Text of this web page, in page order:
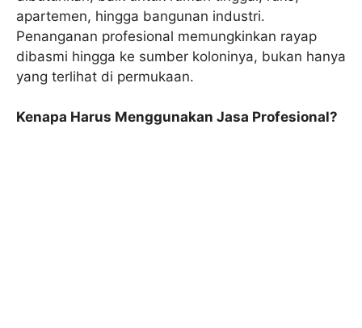
apartemen, hingga bangunan industri.
Penanganan profesional memungkinkan rayap
dibasmi hingga ke sumber koloninya, bukan hanya
yang terlihat di permukaan.
Kenapa Harus Menggunakan Jasa Profesional?